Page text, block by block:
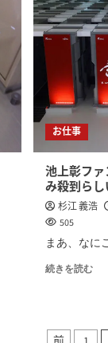
お仕事
池上彰フ
み殺到らし
杉江 義浩
505
まあ、なに
続きを読む